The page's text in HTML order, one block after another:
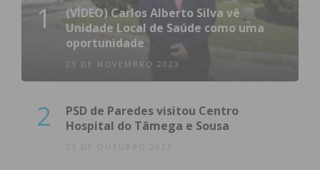
1
(VÍDEO) Carlos Alberto Silva vê
Unidade Local de Saúde como uma
oportunidade
23 DE NOVEMBRO 2023
2
PSD de Paredes visitou Centro
Hospital do Tâmega e Sousa
23 DE OUTUBRO 2023